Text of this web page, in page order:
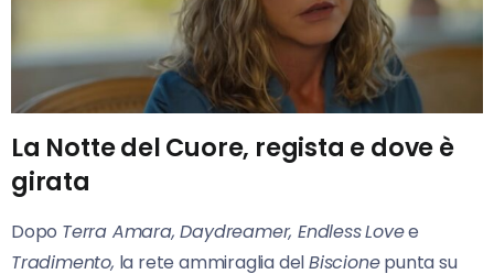
La Notte del Cuore, regista e dove è
girata
Dopo Terra Amara, Daydreamer, EndlessLovee
Tradimento, la rete ammiraglia delBiscionepunta su